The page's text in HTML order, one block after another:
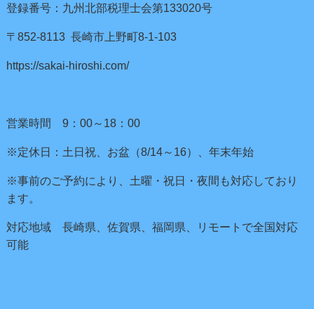
登録番号：九州北部税理士会第133020号
〒852-8113 長崎市上野町8-1-103
https://sakai-hiroshi.com/
営業時間 9：00～18：00
※定休日：土日祝、お盆（8/14～16）、年末年始
※事前のご予約により、土曜・祝日・夜間も対応しており
ます。
対応地域 長崎県、佐賀県、福岡県、リモートで全国対応
可能